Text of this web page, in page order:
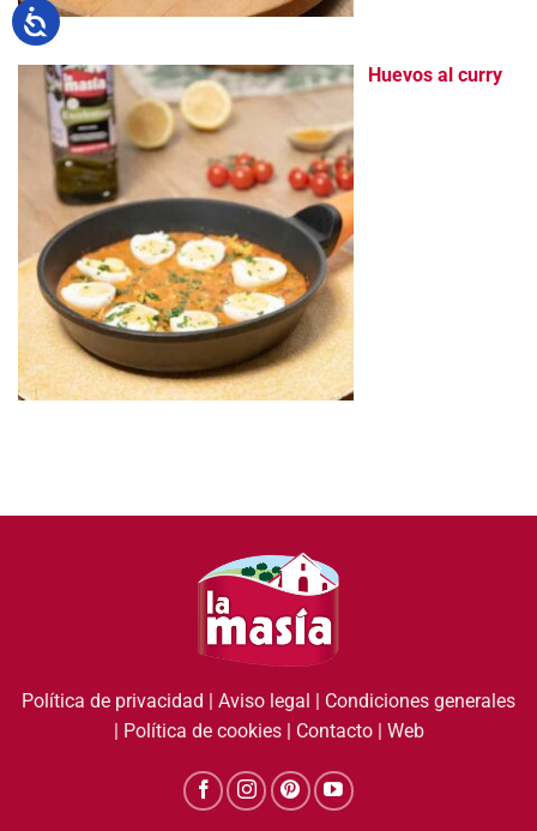
Huevos al curry
Política de privacidad | Aviso legal | Condiciones generales
| Política de cookies| Contacto| Web